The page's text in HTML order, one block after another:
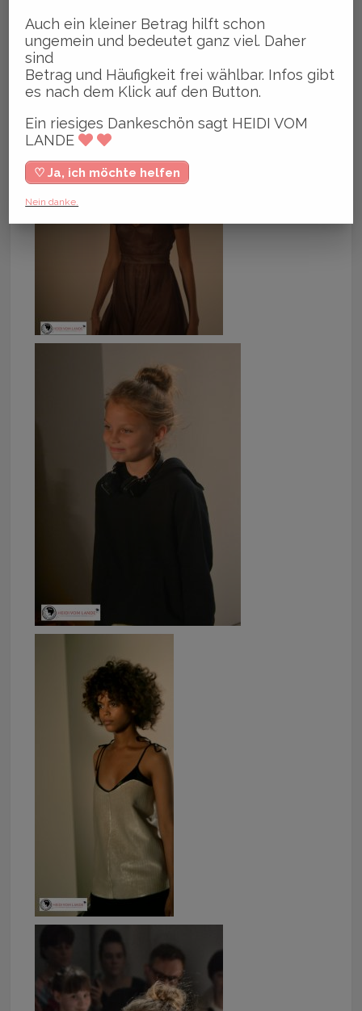
Auch ein kleiner Betrag hilft schon
ungemein und bedeutet ganz viel. Daher
sind
Betrag und Häufigkeit frei wählbar. Infos gibt
es nach dem Klick auf den Button.
Ein riesiges Dankeschön sagt HEIDI VOM
LANDE
♡ Ja, ich möchte helfen
Nein danke.